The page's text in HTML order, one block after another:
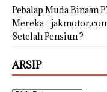
Pebalap Muda Binaan
Mereka -
Setelah Pensiun ?
ARSIP